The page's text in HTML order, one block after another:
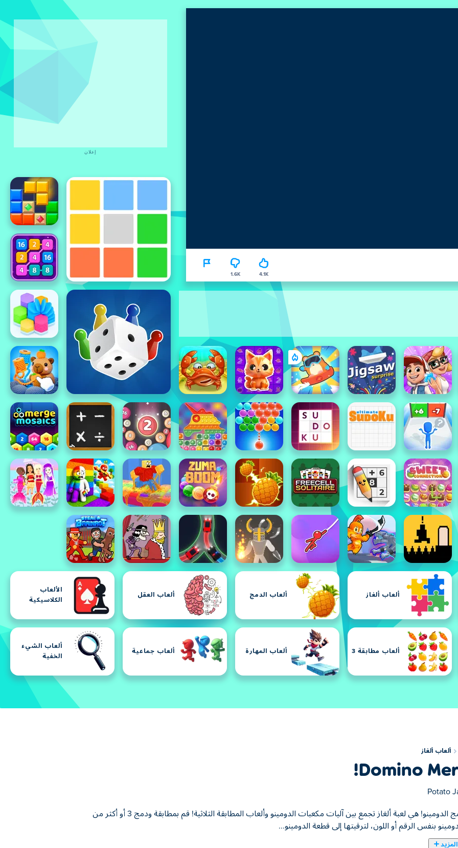
4.1K
1.6K
ألعاب ألغاز ألعاب الدمج ألعاب العقل
الألعاب
الكلاسيكية
ألعاب مطابقة 3 ألعاب المهارة ألعاب جماعية
ألعاب الشيء
الخفية
إعلان
ألعاب ألغاز
Domino
Potato
لعبة دمج الدومينو! هي لعبة ألغاز تجمع بين آليات مكعبات الدومينو وألعاب المطابقة الثلاثية! قم بمطابقة ودمج 3 أو أكثر من
بنفس الرقم أو اللون، لترقيتها إلى قطعة الدومينو...